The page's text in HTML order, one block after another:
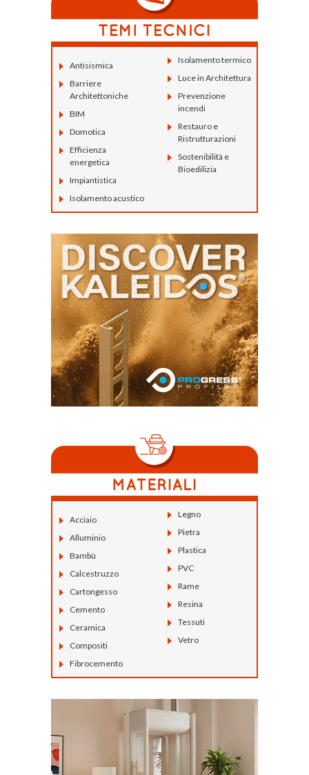
Antisismica
Barriere
Architettoniche
BIM
Domotica
Efficienza
energetica
Impiantistica
Isolamento acustico
Isolamento termico
Luce in Architettura
Prevenzione
incendi
Restauro e
Ristrutturazioni
Sostenibilità e
Bioedilizia
Acciaio
Alluminio
Bambù
Calcestruzzo
Cartongesso
Cemento
Ceramica
Compositi
Fibrocemento
Legno
Pietra
Plastica
PVC
Rame
Resina
Tessuti
Vetro